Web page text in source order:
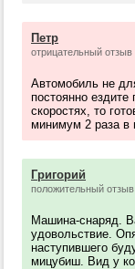
Петр
отрицательный отзыв
Автомобиль не
постоянно
скоростях, то
минимум 2 раза в
Григорий
положительный отзыв
Машина-снаряд.
удовольствие.
наступившего
мицубиш. Вид у